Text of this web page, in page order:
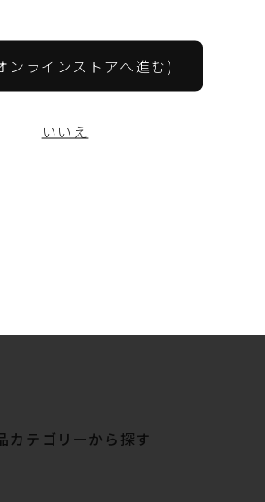
佐市安心院町下毛798）
カテゴリーから探す
ンラインストアへ進む)
いいえ